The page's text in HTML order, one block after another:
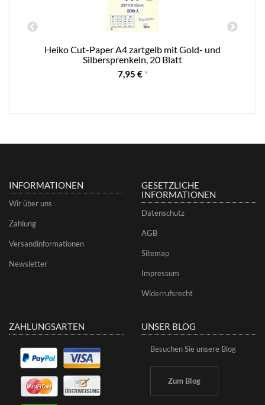
Heiko Cut-Paper A4 zartgelb mit Gold- und
Silbersprenkeln, 20 Blatt
7,95 € *
INFORMATIONEN
Wir über uns
Zahlung
Versandinformationen
Newsletter
GESETZLICHE
INFORMATIONEN
Datenschutz
AGB
Sitemap
Impressum
Widerrufsrecht
ZAHLUNGSARTEN UNSER BLOG
Besuchen Sie unsere Blog
Zum Blog